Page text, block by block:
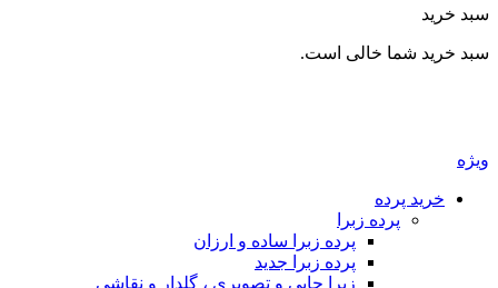
خرید
خرید شما خالی است.
خرید پرده
پرده زبرا
پرده زبرا ساده و ارزان
پرده زبرا جدید
زبرا چاپی و تصویری ، گلدار و نقاشی